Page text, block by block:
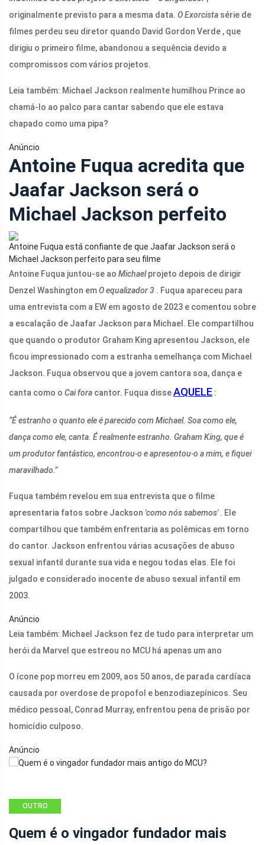
originalmente previsto para a mesma data. O Exorcista série de
filmes perdeu seu diretor quando David Gordon Verde , que
dirigiu o primeiro filme, abandonou a sequência devido a
compromissos com vários projetos.
Leia também: Michael Jackson realmente humilhou Prince ao
chamá-lo ao palco para cantar sabendo que ele estava
chapado como uma pipa?
Anúncio
Antoine Fuqua acredita que
Jaafar Jackson será o
Michael Jackson perfeito
Antoine Fuqua está confiante de que Jaafar Jackson será o
Michael Jackson perfeito para seu filme
Antoine Fuqua juntou-se ao Michaelprojeto depois de dirigir
Denzel Washington emO equalizador 3 . Fuqua apareceu para
uma entrevista com a EW em agosto de 2023 e comentou sobre
a escalação de Jaafar Jackson para Michael. Ele compartilhou
que quando o produtor Graham King apresentou Jackson, ele
ficou impressionado com a estranha semelhança com Michael
Jackson. Fuqua observou que a jovem cantora soa, dança e
canta como o Cai fora cantor. Fuqua disseAQUELE :
“É estranho o quanto ele é parecido com Michael. Soa como ele,
dança como ele, canta. É realmente estranho. Graham King, que é
um produtor fantástico, encontrou-o e apresentou-o a mim, e fiquei
maravilhado.”
Fuqua também revelou em sua entrevista que o filme
apresentaria fatos sobre Jackson 'como nós sabemos'. Ele
compartilhou que também enfrentaria as polêmicas em torno
do cantor. Jackson enfrentou várias acusações de abuso
sexual infantil durante sua vida e negou todas elas. Ele foi
julgado e considerado inocente de abuso sexual infantil em
2003.
Anúncio
Leia também: Michael Jackson fez de tudo para interpretar um
herói da Marvel que estreou no MCU há apenas um ano
O ícone pop morreu em 2009, aos 50 anos, de parada cardíaca
causada por overdose de propofol e benzodiazepínicos. Seu
médico pessoal, Conrad Murray, enfrentou pena de prisão por
homicídio culposo.
Anúncio
OUTRO
Quem é o vingador fundador mais